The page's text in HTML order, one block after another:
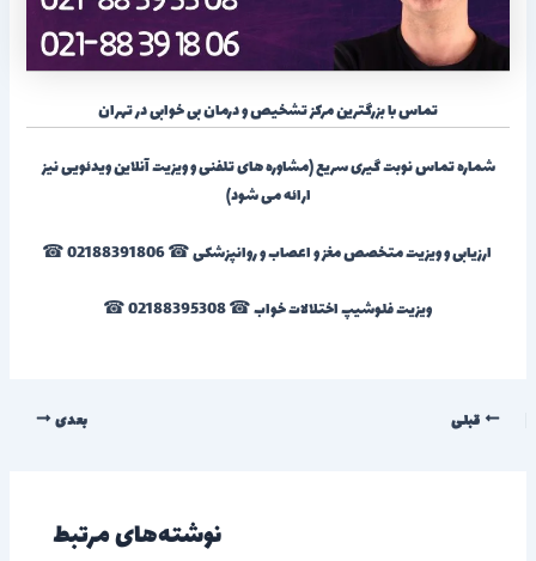
تماس با بزرگترین مرکز تشخیص و درمان بی خوابی در تهران
شماره تماس نوبت گیری سریع (مشاوره های تلفنی و ویزیت آنلاین ویدئویی نیز
ارائه می شود)
ارزیابی و ویزیت متخصص مغز و اعصاب و روانپزشکی ☎ 02188391806 ☎
ویزیت فلوشیپ اختلالات خواب ☎ 02188395308 ☎
قبلی بعدی
نوشته‌های مرتبط